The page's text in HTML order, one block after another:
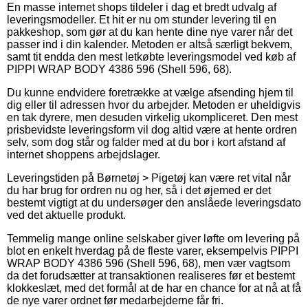
En masse internet shops tildeler i dag et bredt udvalg af
leveringsmodeller. Et hit er nu om stunder levering til en
pakkeshop, som gør at du kan hente dine nye varer når det
passer ind i din kalender. Metoden er altså særligt bekvem,
samt tit endda den mest letkøbte leveringsmodel ved køb af
PIPPI WRAP BODY 4386 596 (Shell 596, 68).
Du kunne endvidere foretrække at vælge afsending hjem til
dig eller til adressen hvor du arbejder. Metoden er uheldigvis
en tak dyrere, men desuden virkelig ukompliceret. Den mest
prisbevidste leveringsform vil dog altid være at hente ordren
selv, som dog står og falder med at du bor i kort afstand af
internet shoppens arbejdslager.
Leveringstiden på Børnetøj > Pigetøj kan være ret vital når
du har brug for ordren nu og her, så i det øjemed er det
bestemt vigtigt at du undersøger den anslåede leveringsdato
ved det aktuelle produkt.
Temmelig mange online selskaber giver løfte om levering på
blot en enkelt hverdag på de fleste varer, eksempelvis PIPPI
WRAP BODY 4386 596 (Shell 596, 68), men vær vagtsom
da det forudsætter at transaktionen realiseres før et bestemt
klokkeslæt, med det formål at de har en chance for at nå at få
de nye varer ordnet før medarbejderne får fri.